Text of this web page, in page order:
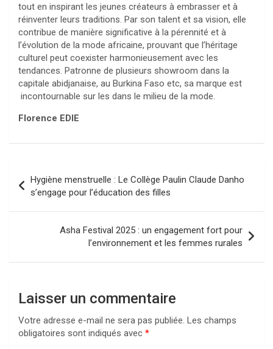
tout en inspirant les jeunes créateurs à embrasser et à
réinventer leurs traditions. Par son talent et sa vision, elle
contribue de manière significative à la pérennité et à
l’évolution de la mode africaine, prouvant que l’héritage
culturel peut coexister harmonieusement avec les
tendances. Patronne de plusieurs showroom dans la
capitale abidjanaise, au Burkina Faso etc, sa marque est
incontournable sur les dans le milieu de la mode.
Florence EDIE
de
l’article
Hygiène menstruelle : Le Collège Paulin Claude Danho
s’engage pour l’éducation des filles
Asha Festival 2025 : un engagement fort pour
l’environnement et les femmes rurales
Laisser un commentaire
Votre adresse e-mail ne sera pas publiée. Les champs
obligatoires sont indiqués avec *